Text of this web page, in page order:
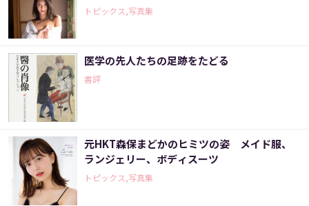
トピックス,写真集
医学の先人たちの足跡をたどる
書評
元HKT森保まどかのヒミツの姿 メイド服、
ランジェリー、ボディスーツ
トピックス,写真集